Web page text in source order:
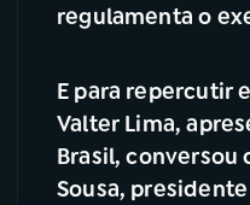
ACOMPANHE A RÁDIO
regulamenta o
E para repercutir
Valter Lima,
Brasil,conversou
Sousa,